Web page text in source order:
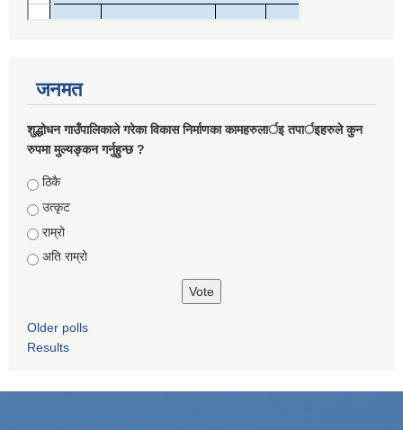
जनमत
शुद्धोधन गाउँपालिकाले गरेका विकास निर्माणका कामहरुलार्इ तपार्इहरुले कुन
रुपमा मुल्यङ्कन गर्नुहुन्छ ?
Choices
ठिकै
उत्कृट
राम्रो
अति राम्रो
Older polls
Results